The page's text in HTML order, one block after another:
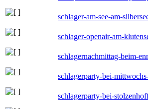
schlager-am-see-am-
schlager-openair-am-
schlagernachmittag-beim-
schlagerparty-bei-
schlagerparty-bei-